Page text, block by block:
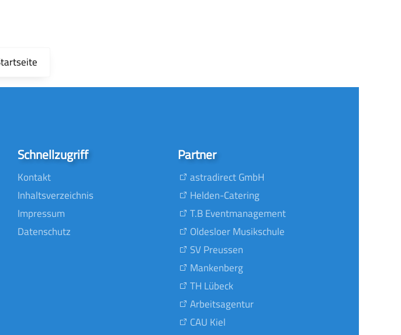
Schnellzugriff
Kontakt
Inhaltsverzeichnis
Impressum
Datenschutz
Partner
astradirect GmbH
Helden-Catering
T.B Eventmanagement
Oldesloer Musikschule
SV Preussen
Mankenberg
TH Lübeck
Arbeitsagentur
CAU Kiel